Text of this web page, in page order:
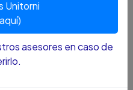
Unitorni
asesores en caso de